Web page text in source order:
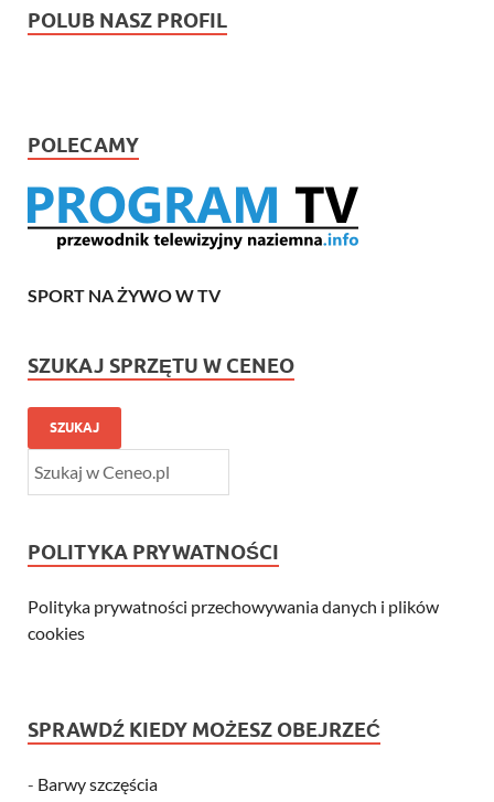
POLUB NASZ PROFIL
POLECAMY
SPORT NA ŻYWO W TV
SZUKAJ SPRZĘTU W CENEO
SZUKAJ
POLITYKA PRYWATNOŚCI
Polityka prywatności przechowywania danych i plików
cookies
SPRAWDŹ KIEDY MOŻESZ OBEJRZEĆ
- Barwy szczęścia